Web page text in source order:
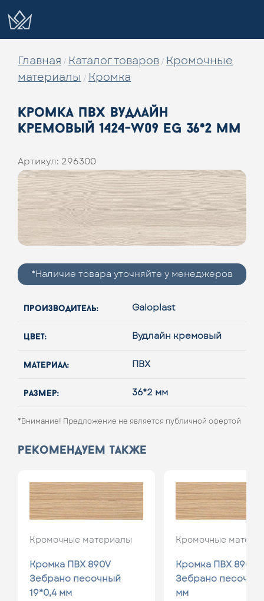
Главная / Каталог товаров / Кромочные
материалы / Кромка
кромка пвх вудлайн
кремовый 1424-w09 eg 36*2 мм
Артикул: 296300
*Наличие товара уточняйте у менеджеров
производитель: Galoplast
цвет: Вудлайн кремовый
материал: ПВХ
размер: 36*2 мм
*Внимание! Предложение не является публичной офертой
рекомендуем также
Кромочные материалы
Кромка ПВХ 890V
Зебрано песочный
19*0,4 мм
Кромочные
Кромка ПВХ 890V
Зебрано
мм